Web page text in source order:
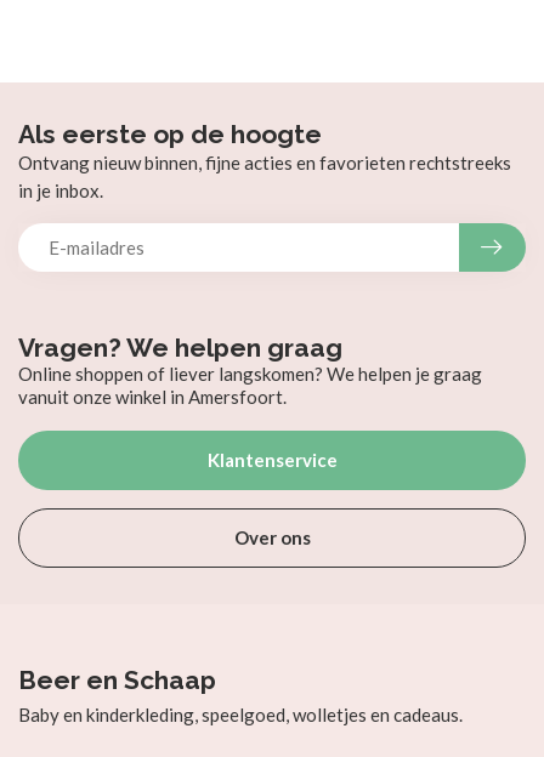
Vragen? We helpen graag
Online shoppen of liever langskomen? We helpen je graag
vanuit onze winkel in Amersfoort.
Klantenservice
Over ons
Als eerste op de hoogte
Ontvang nieuw binnen, fijne acties en favorieten rechtstreeks
in je inbox.
Beer en Schaap
Baby en kinderkleding, speelgoed, wolletjes en cadeaus.